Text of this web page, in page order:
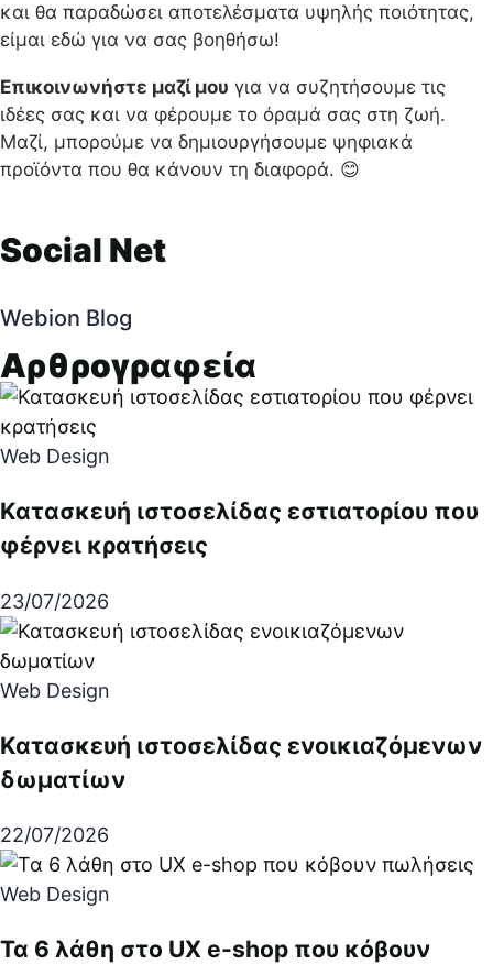
και θα παραδώσει αποτελέσματα υψηλής ποιότητας,
είμαι εδώ για να σας βοηθήσω!
Επικοινωνήστε μαζί μου για να συζητήσουμε τις
ιδέες σας και να φέρουμε το όραμά σας στη ζωή.
Μαζί, μπορούμε να δημιουργήσουμε ψηφιακά
προϊόντα που θα κάνουν τη διαφορά. 😊
Social Net
Webion Blog
Αρθρογραφεία
Web Design
Κατασκευή ιστοσελίδας εστιατορίου που
φέρνει κρατήσεις
23/07/2026
Web Design
Κατασκευή ιστοσελίδας ενοικιαζόμενων
δωματίων
22/07/2026
Web Design
Τα 6 λάθη στο UX e-shop που κόβουν